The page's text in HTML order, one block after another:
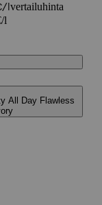
l vertailuhinta
l
All Day Flawless